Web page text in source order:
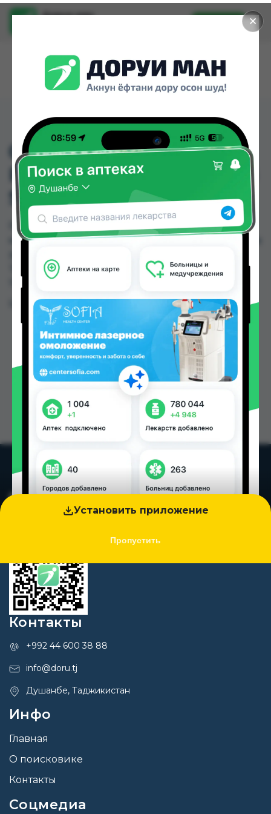
✕
Установить приложение
Пропустить
Доруи ман
Установить
0806 КОСЫНКА ДЛЯ
РУКИ И ГР КЛЕТКА РАЗ
S
0806 КОСЫНКА ДЛЯ РУКИ И ГР КЛЕТКА РАЗ S
можно купить или заказать в аптеках, Арча, Арча
TJS до 203.00 TJS в Душанбе и других городах
Цена: от
170.00 TJS
Контакты
+992 44 600 38 88
info@doru.tj
Душанбе, Таджикистан
Инфо
Главная
О поисковике
Контакты
Соцмедиа